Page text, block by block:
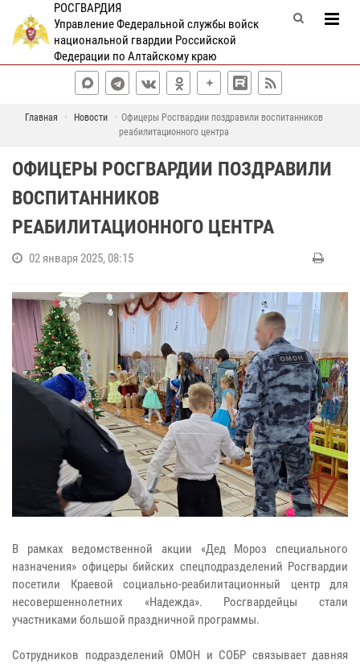
РОСГВАРДИЯ
Управление Федеральной службы войск
национальной гвардии Российской
Федерации по Алтайскому краю
Главная Новости
Офицеры Росгвардии поздравили воспитанников
реабилитационного центра
ОФИЦЕРЫ РОСГВАРДИИ ПОЗДРАВИЛИ
ВОСПИТАННИКОВ
РЕАБИЛИТАЦИОННОГО ЦЕНТРА
02 января 2025, 08:15
В рамках ведомственной акции «Дед Мороз специального
назначения» офицеры бийских спецподразделений Росгвардии
посетили Краевой социально-реабилитационный центр для
несовершеннолетних «Надежда». Росгвардейцы стали
участниками большой праздничной программы.
Сотрудников подразделений ОМОН и СОБР связывает давняя